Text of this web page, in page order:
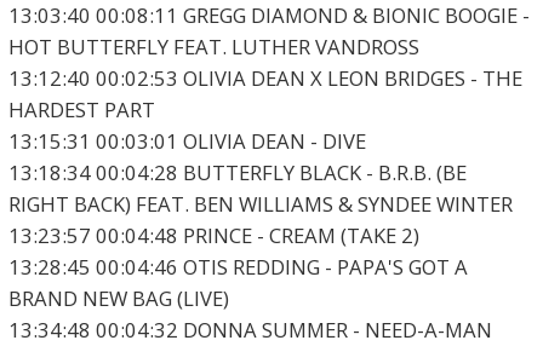
13:03:40 00:08:11 GREGG DIAMOND & BIONIC BOOGIE -
HOT BUTTERFLY FEAT. LUTHER VANDROSS
13:12:40 00:02:53 OLIVIA DEAN X LEON BRIDGES - THE
HARDEST PART
13:15:31 00:03:01 OLIVIA DEAN - DIVE
13:18:34 00:04:28 BUTTERFLY BLACK - B.R.B. (BE
RIGHT BACK) FEAT. BEN WILLIAMS & SYNDEE WINTER
13:23:57 00:04:48 PRINCE - CREAM (TAKE 2)
13:28:45 00:04:46 OTIS REDDING - PAPA'S GOT A
BRAND NEW BAG (LIVE)
13:34:48 00:04:32 DONNA SUMMER - NEED-A-MAN